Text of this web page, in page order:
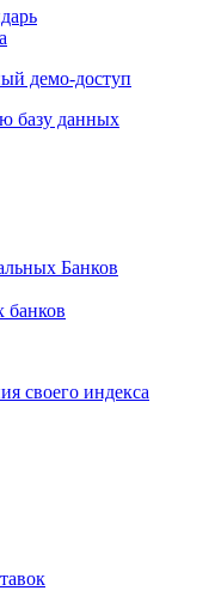
демо-доступ
базу данных
Банков
банков
своего индекса